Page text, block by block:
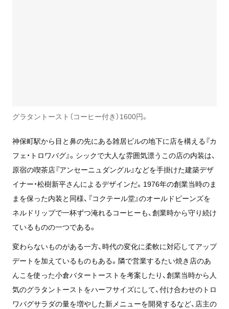
グラタントースト（コーヒー付き）1600円。
神保町駅から目と鼻の先にある雑居ビルの地下に店を構える『カ
フェ・トロワバグ』。シックで大人な雰囲気漂うこの店の内装は、
原宿の喫茶店『アンセーニュダングル』などを手掛けた建築デザ
イナー・松樹新平さんによるデザインだ。1976年の創業当時のま
まを保った内装と同様、『コクテール堂』のオールドビーンズを
ネルドリップで一杯ずつ淹れるコーヒーも、創業時から守り続け
ているものの一つである。
変わらないものがある一方、時代の変化に柔軟に対応してアップ
デートを加えているものもある。隣で営業するたい焼き店のあ
んこを使った小倉バタートーストを考案したり、創業当時から人
気のグラタントーストをハーフサイズにして、付け合わせのトロ
ワバグサラダの量を増やした新メニューを開発するなど、店主の